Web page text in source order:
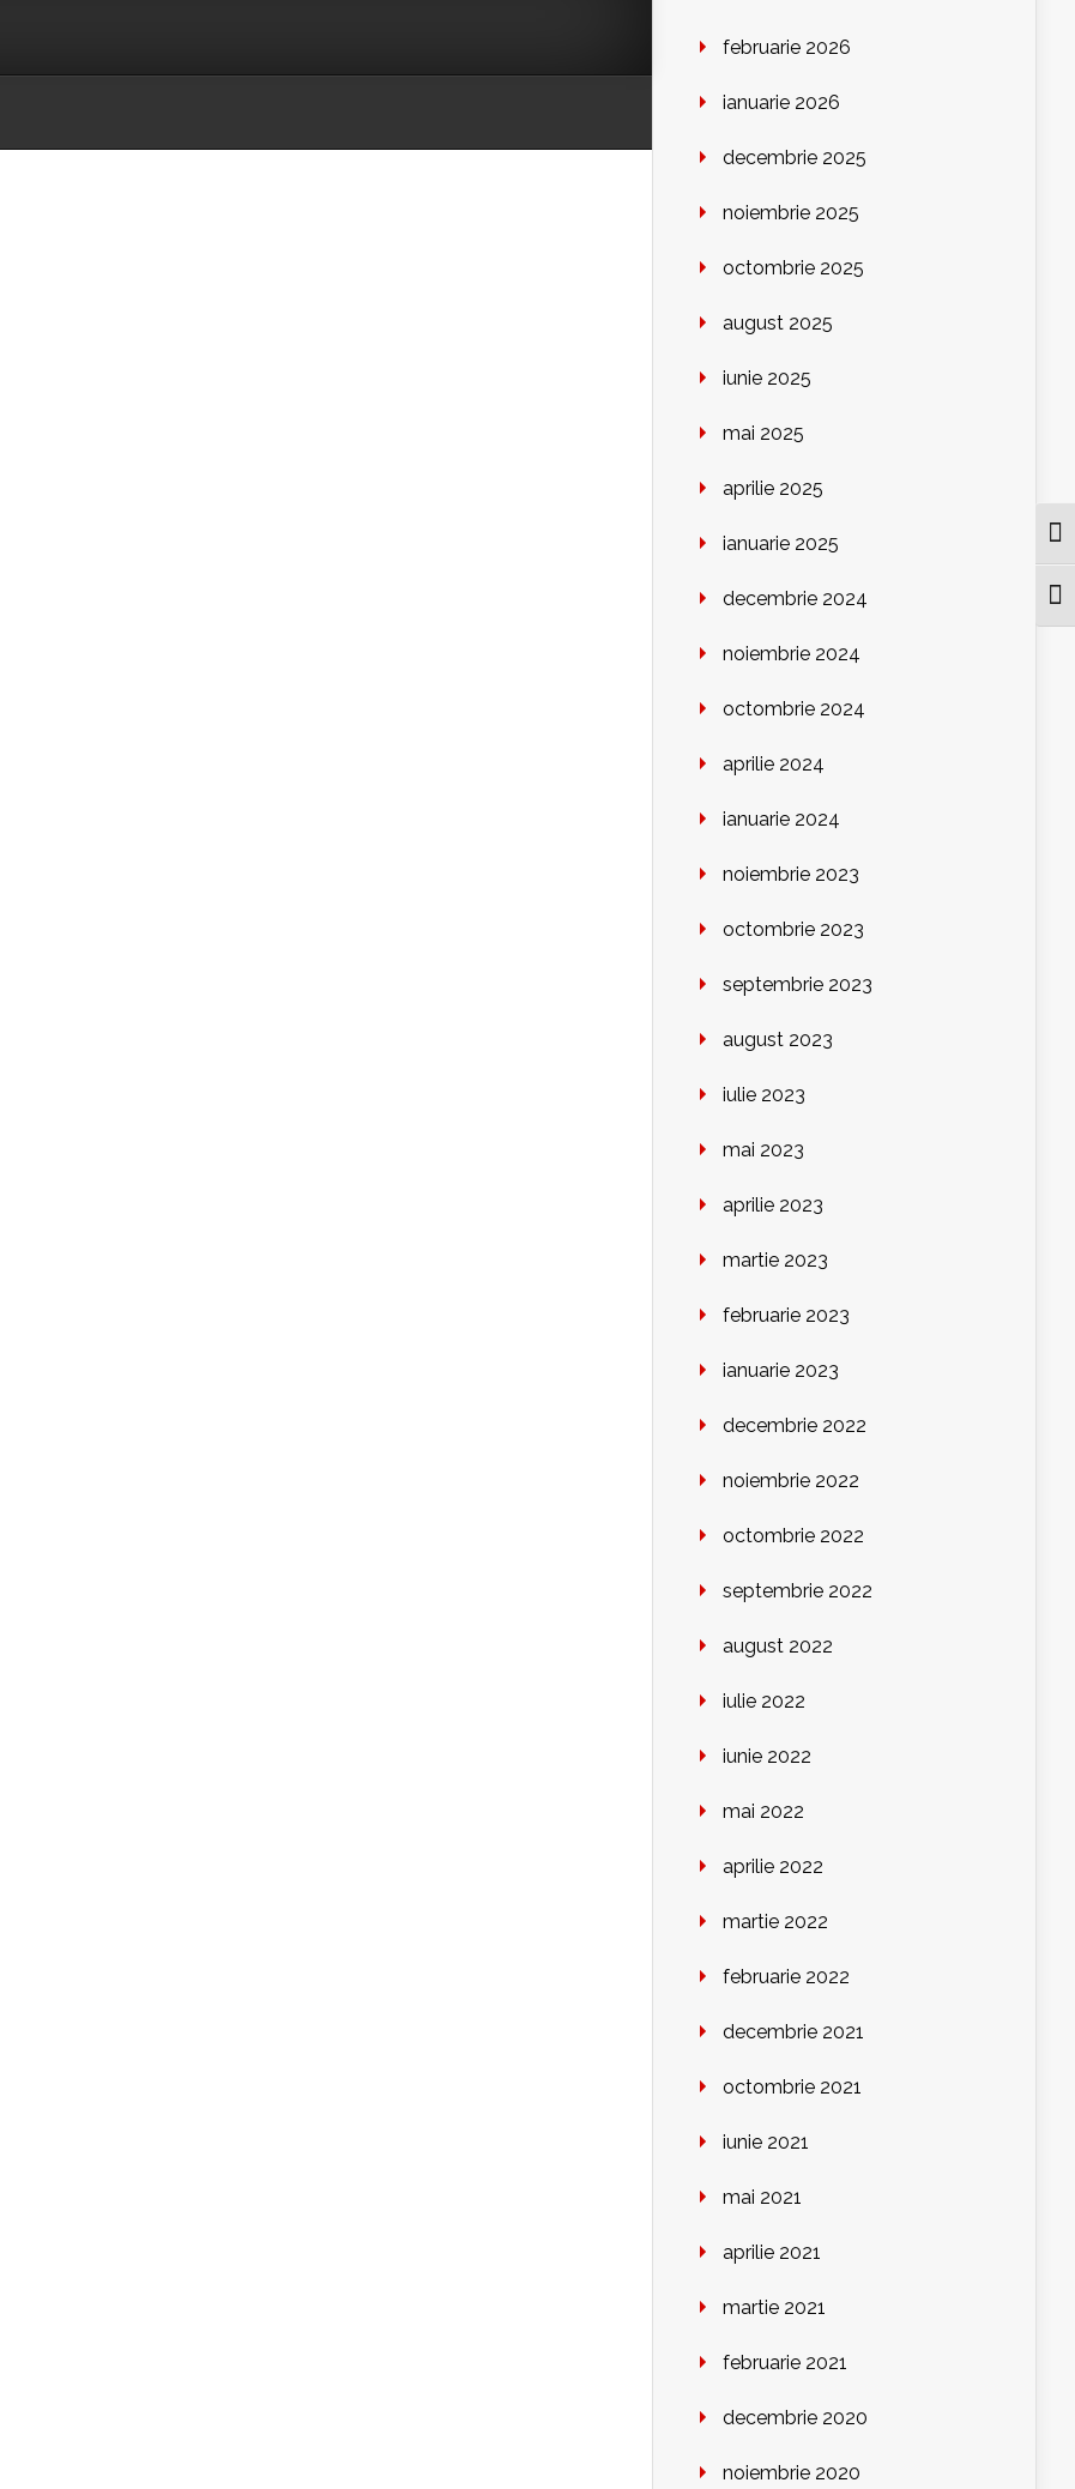
februarie 2026
ianuarie 2026
decembrie 2025
noiembrie 2025
octombrie 2025
august 2025
iunie 2025
mai 2025
aprilie 2025
ianuarie 2025
decembrie 2024
noiembrie 2024
octombrie 2024
aprilie 2024
ianuarie 2024
noiembrie 2023
octombrie 2023
septembrie 2023
august 2023
iulie 2023
mai 2023
aprilie 2023
martie 2023
februarie 2023
ianuarie 2023
decembrie 2022
noiembrie 2022
octombrie 2022
septembrie 2022
august 2022
iulie 2022
iunie 2022
mai 2022
aprilie 2022
martie 2022
februarie 2022
decembrie 2021
octombrie 2021
iunie 2021
mai 2021
aprilie 2021
martie 2021
februarie 2021
decembrie 2020
noiembrie 2020